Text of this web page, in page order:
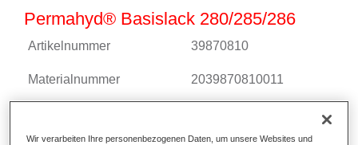
Permahyd® Basislack 280/285/286
Artikelnummer 39870810
Materialnummer 2039870810011
Wir verarbeiten Ihre personenbezogenen Daten, um unsere Websites und